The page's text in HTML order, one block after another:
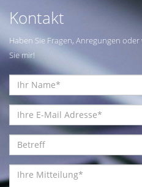
Kontakt
Haben Sie Fragen, Anregungen
Sie mir!